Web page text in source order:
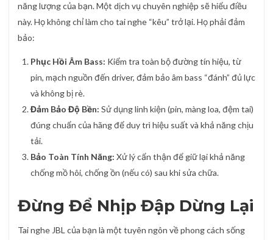
năng lượng của bạn. Một dịch vụ chuyên nghiệp sẽ hiểu điều
này. Họ không chỉ làm cho tai nghe “kêu” trở lại. Họ phải đảm
bảo:
Phục Hồi Âm Bass: Kiểm tra toàn bộ đường tín hiệu, từ
pin, mạch nguồn đến driver, đảm bảo âm bass “đánh” đủ lực
và không bị rè.
Đảm Bảo Độ Bền: Sử dụng linh kiện (pin, màng loa, đệm tai)
đúng chuẩn của hãng để duy trì hiệu suất và khả năng chịu
tải.
Bảo Toàn Tính Năng: Xử lý cẩn thận để giữ lại khả năng
chống mồ hôi, chống ồn (nếu có) sau khi sửa chữa.
Đừng Để Nhịp Đập Dừng Lại
Tai nghe JBL của bạn là một tuyên ngôn về phong cách sống